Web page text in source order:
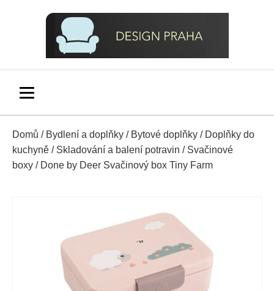
Domů / Bydlení a doplňky / Bytové doplňky / Doplňky do
kuchyně / Skladování a balení potravin / Svačinové
boxy / Done by Deer Svačinový box Tiny Farm